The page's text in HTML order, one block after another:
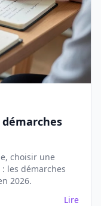
choisir une
les démarches
2026.
Lire